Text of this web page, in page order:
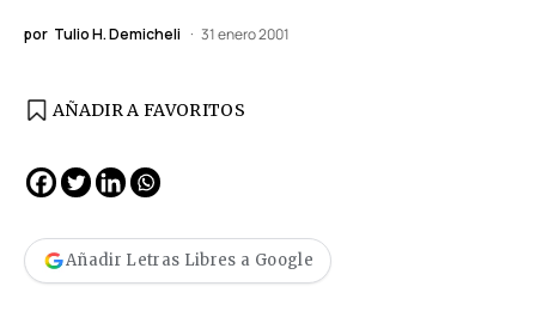
por Tulio H. Demicheli 31 enero 2001
AÑADIR A FAVORITOS
Añadir Letras Libres a Google